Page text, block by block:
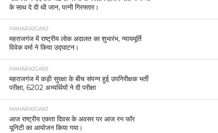
के साथ दे दी थी जान, पत्नी गिरफ्तार।
MAHARAJGANJ
महराजगंज में राष्ट्रीय लोक अदालत का शुभारंभ, न्यायमूर्ति
विवेक वर्मा ने किया उद्घाटन।
MAHARAJGANJ
महराजगंज में कड़ी सुरक्षा के बीच संपन्न हुई उपनिरीक्षक भर्ती
परीक्षा, 6202 अभ्यर्थियों ने दी परीक्षा
MAHARAJGANJ
आज राष्ट्रीय एकता दिवस के अवसर पर आज रन फॉर
यूनिटी का आयोजन किया गया।